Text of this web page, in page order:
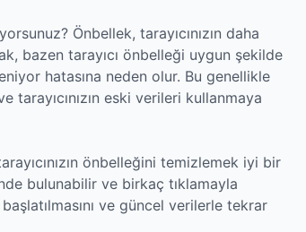
Önbellek, tarayıcınızın daha
bazen tarayıcı önbelleği uygun şekilde
hatasına neden olur. Bu genellikle
tarayıcınızın eski verileri kullanmaya
önbelleğini temizlemek iyi bir
bulunabilir ve birkaç tıklamayla
ve güncel verilerle tekrar